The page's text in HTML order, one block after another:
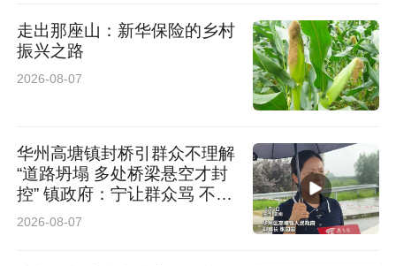
海红果树适应性强，根系发达，耐旱耐贫瘠，是
黄土丘陵区水土保持的优良树种。府谷将海红果
广泛种植，既绿了山川，又富了百姓，实现生态
效益与经济效益的统一，成为黄河流域生态保护
与高质量发展的生动实践。
走出那座山：新华保险的乡村
振兴之路
2026-08-07
华州高塘镇封桥引群众不理解
“道路坍塌 多处桥梁悬空才封
控” 镇政府：宁让群众骂 不让
群众哭
2026-08-07